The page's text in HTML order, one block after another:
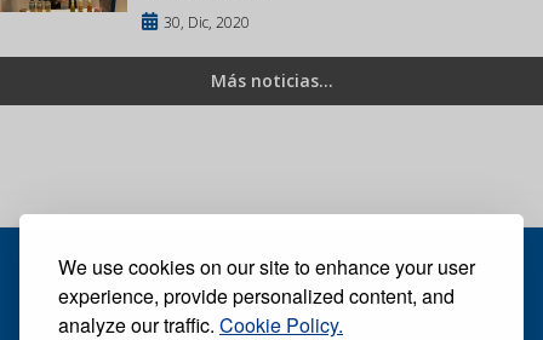
We use cookies on our site to enhance your user
experience, provide personalized content, and
analyze our traffic. Cookie Policy.
30, Dic, 2020
Más noticias...